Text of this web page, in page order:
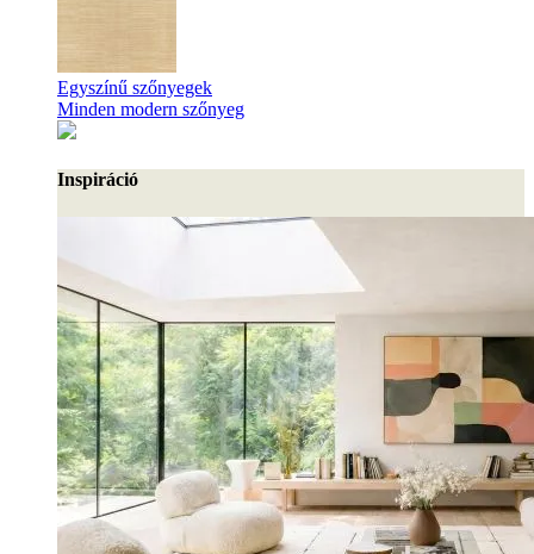
Egyszínű szőnyegek
Minden modern szőnyeg
Inspiráció